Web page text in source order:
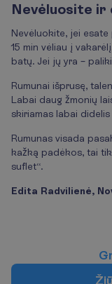
Nevėluosite ir
Nevėluokite, jei
15 min vėliau į
batų. Jei jų yra –
Rumunai išprusę,
Labai daug žmonių
skiriamas labai didelis
Rumunas visada
kažką padėkos, tai
suflet“.
Edita Radvilienė,
G
Žiū